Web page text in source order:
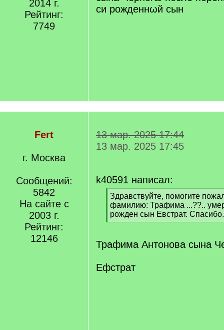
2014 г.
Рейтинг:
7749
си рожденнωй сын
Fert
г. Москва
Сообщений:
5842
На сайте с
2003 г.
Рейтинг:
12146
13 мар. 2025 17:44
13 мар. 2025 17:45
k40591 написал:
[
q
]
Здравствуйте, помогите
фамилию: Трафима ...??..
рожден сын Евстрат. Спасибо.
[
q
]
Трафима Антонова сына
Ефстрат